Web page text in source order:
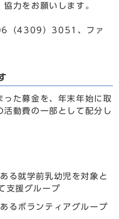
力をお願いします。
（4309）3051、ファ
た募金を、年末年始に取
活動費の一部として配分し
る就学前乳幼児を対象と
支援グループ
るボランティアグループ